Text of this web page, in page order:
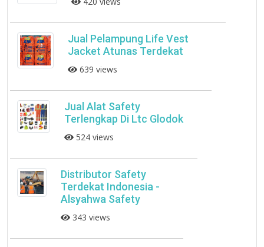
Jual Pelampung Life Vest
Jacket Atunas Terdekat
639 views
Jual Alat Safety
Terlengkap Di Ltc Glodok
524 views
Distributor Safety
Terdekat Indonesia -
Alsyahwa Safety
343 views